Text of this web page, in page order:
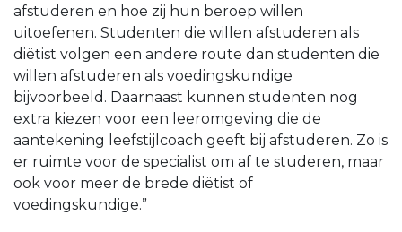
afstuderen en hoe zij hun beroep willen
uitoefenen. Studenten die willen afstuderen als
diëtist volgen een andere route dan studenten die
willen afstuderen als voedingskundige
bijvoorbeeld. Daarnaast kunnen studenten nog
extra kiezen voor een leeromgeving die de
aantekening leefstijlcoach geeft bij afstuderen. Zo is
er ruimte voor de specialist om af te studeren, maar
ook voor meer de brede diëtist of
voedingskundige.”